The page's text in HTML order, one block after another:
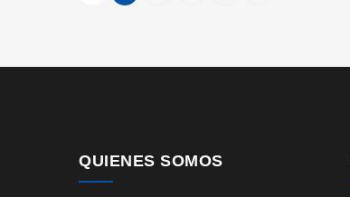
QUIENES SOMOS